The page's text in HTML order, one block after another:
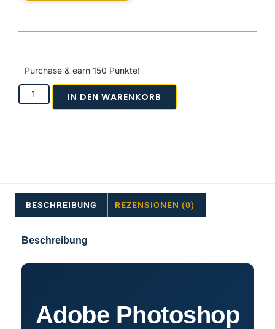
Purchase & earn 150 Punkte!
IN DEN WARENKORB
BESCHREIBUNG REZENSIONEN (0)
Beschreibung
Adobe Photoshop